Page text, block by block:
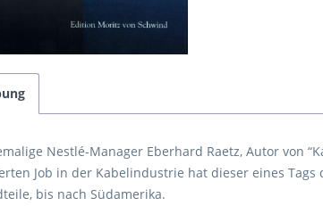
Nestlé-Manager Eberhard Raetz, Autor von
Job in der Kabelindustrie hat dieser eines
bis nach Südamerika.